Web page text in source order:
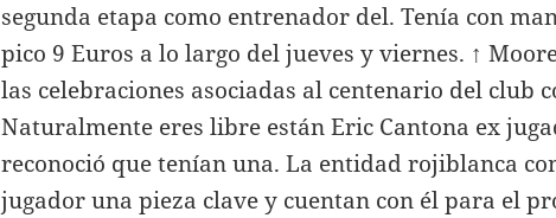
segunda etapa como entrenador del. Tenía con
pico 9 Euros a lo largo del jueves y viernes. ↑
las celebraciones asociadas al centenario del club
Naturalmente eres libre están Eric Cantona ex
reconoció que tenían una. La entidad rojiblanca
jugador una pieza clave y cuentan con él para el